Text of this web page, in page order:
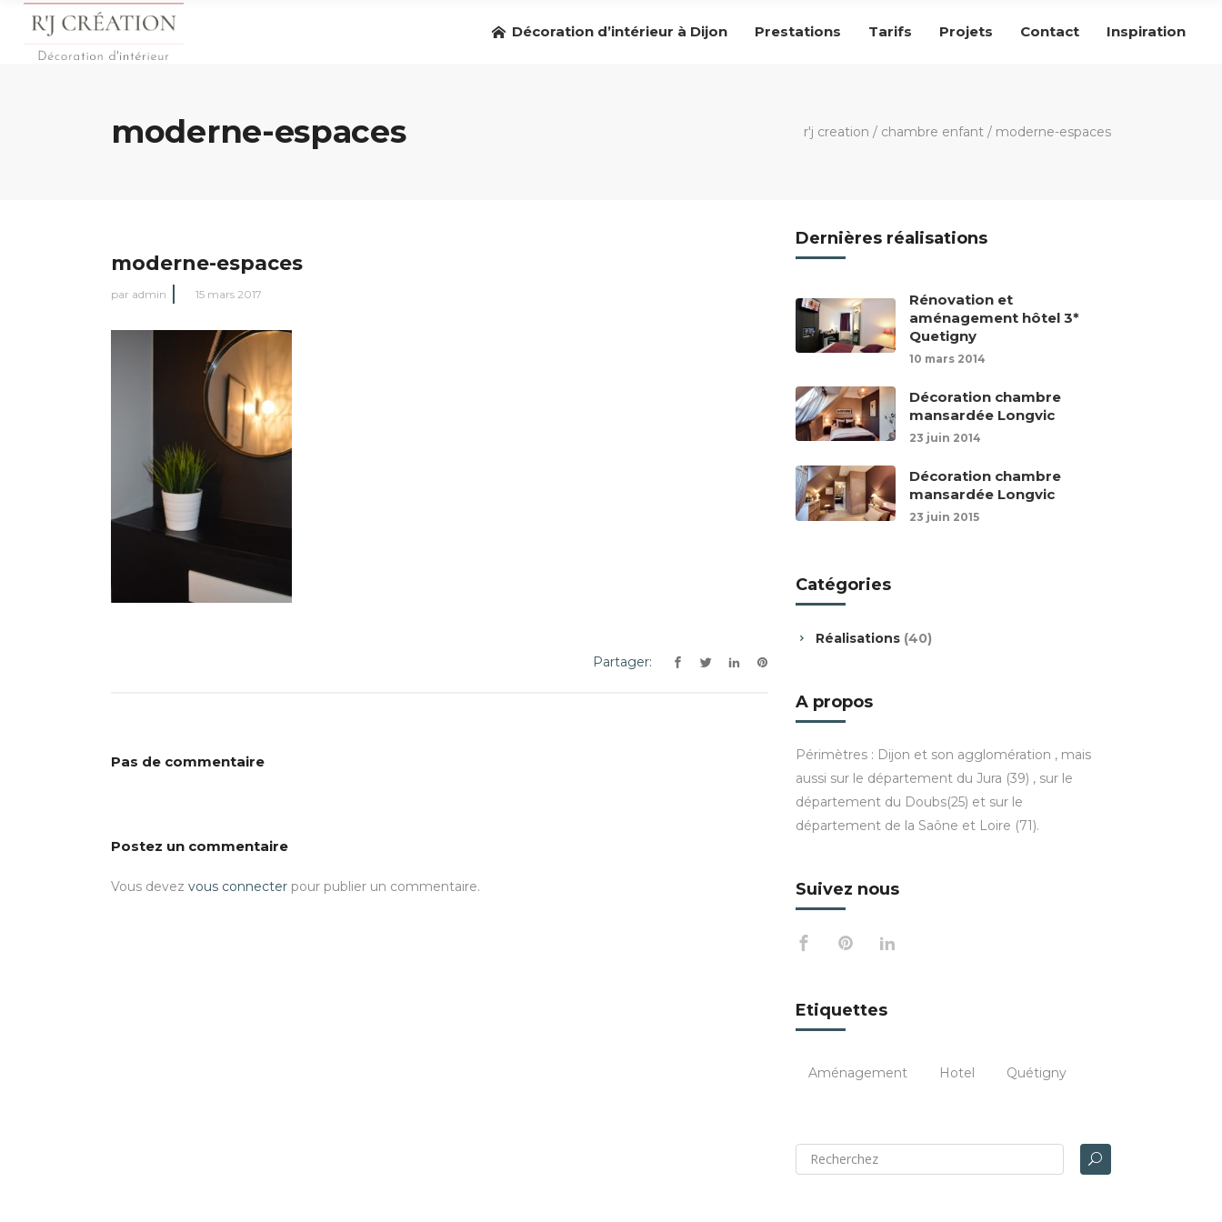
Décoration d’intérieur à Dijon Prestations Tarifs Projets Contact Inspiration
moderne-espaces r'j creation / chambre enfant / moderne-espaces
moderne-espaces
par admin 15 mars 2017
Partager:
Pas de commentaire
Postez un commentaire
Vous devez vous connecter pour publier un commentaire.
Dernières réalisations
Rénovation et
aménagement hôtel 3*
Quetigny
10 mars 2014
Décoration chambre
mansardée Longvic
23 juin 2014
Décoration chambre
mansardée Longvic
23 juin 2015
Catégories
Réalisations (40)
A propos
Périmètres : Dijon et son agglomération , mais
aussi sur le département du Jura (39) , sur le
département du Doubs(25) et sur le
département de la Saône et Loire (71).
Suivez nous
Etiquettes
Aménagement Hotel Quétigny